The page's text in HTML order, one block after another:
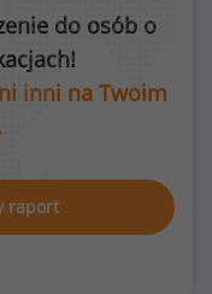
do osób o
inni na Twoim
raport